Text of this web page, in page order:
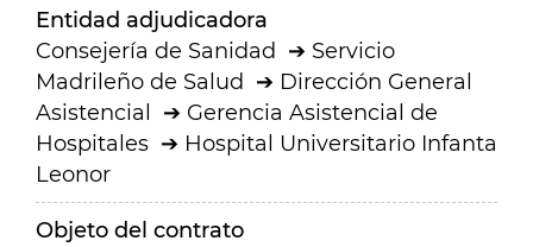
Entidad adjudicadora
Consejería de Sanidad
Servicio
Madrileño de Salud
Dirección General
Asistencial
Gerencia Asistencial de
Hospitales
Hospital Universitario Infanta
Leonor
Objeto del contrato